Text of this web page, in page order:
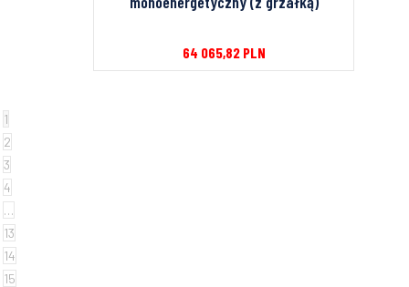
64 065,82 PLN
1
2
3
4
…
13
14
15